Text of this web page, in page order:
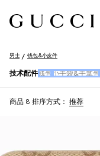
男士 钱包&小皮件
技术配件 钱包 小手袋&手拿包
商品 8 排序方式： 推荐